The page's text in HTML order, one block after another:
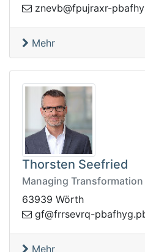
p.tavgyhfabp-
Mehr
Thorsten Seefried
Managing
63939 Wörth
p-qrvesrrf@fg
Mehr